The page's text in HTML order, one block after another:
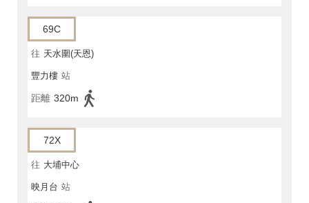
69C
往 天水圍(天恩)
豐力樓 站
距離 320m
72X
往 大埔中心
映月台 站